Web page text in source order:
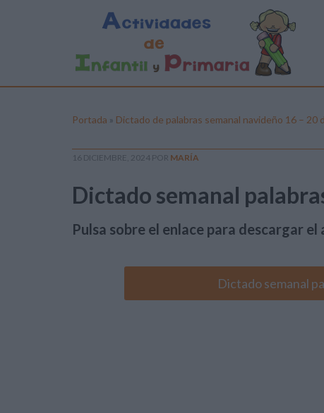
Portada » Dictado de palabras semanal navideño 16 – 20
16 DICIEMBRE, 2024 POR MARÍA
Dictado semanal
Pulsa sobre el enlace para descargar el
Dictado semanal